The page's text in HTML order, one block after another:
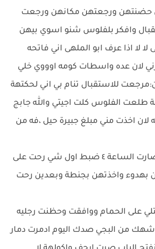
ورجعتهن مكانهن ورجعت
وافكر بلفلوس شنو اسوي بيهن
لا اذا عرف ابو الملهى اني فاتحه
لان عده واسطات كومه اوووي خلي
للاستقبال تنام بي اني لحكتهة
طلعت الفلوس كلت اجيتي والله جابج
لان اخذت مني مبلغ جبيرة حيل ،فه من
انتظرتهة تغفة صارت الساعة ٤ ضبط اول شي رحت على
بهدوء واخذتهن بجنطة وبعدين رحت
على الحمام ووافقت وحظنت رجليه
من البجي صدك اليوم ادمرت دمار